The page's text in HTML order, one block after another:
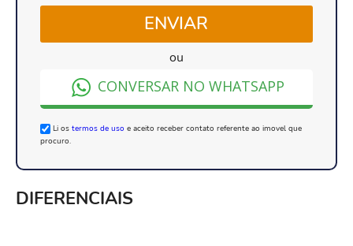
ENVIAR
ou
CONVERSAR NO WHATSAPP
Li os termos de uso e aceito receber contato referente ao imovel que
procuro.
DIFERENCIAIS